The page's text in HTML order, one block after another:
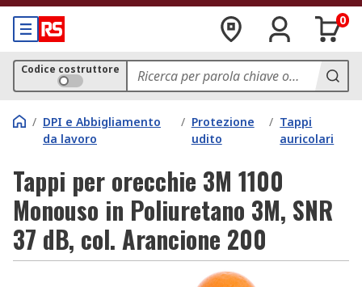
0
Codice costruttore
/ DPI e Abbigliamento
da lavoro
/ Protezione
udito
/ Tappi
auricolari
Tappi per orecchie 3M 1100
Monouso in Poliuretano 3M, SNR
37 dB, col. Arancione 200